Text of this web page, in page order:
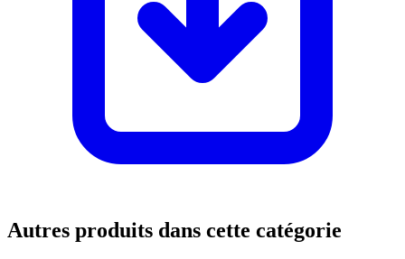
Autres produits dans cette catégorie